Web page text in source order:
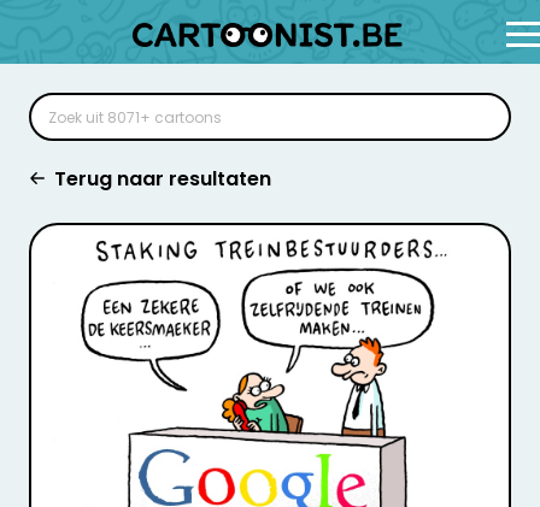
Terug naar resultaten